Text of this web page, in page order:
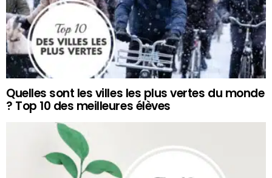
Quelles sont les villes les plus vertes du monde
? Top 10 des meilleures élèves